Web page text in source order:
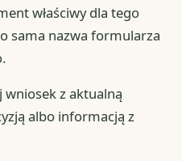
właściwy dla tego
sama nazwa formularza
wniosek z aktualną
albo informacją z